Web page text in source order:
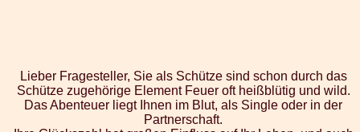
Lieber Fragesteller, Sie als Schütze sind schon durch das
Schütze zugehörige Element Feuer oft heißblütig und wild.
Das Abenteuer liegt Ihnen im Blut, als Single oder in der
Partnerschaft.